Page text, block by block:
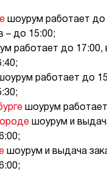
шоурум работает до
– до 15:00;
работает до 17:00,
работает до
шоурум
шоурум и
шоурум и выдача